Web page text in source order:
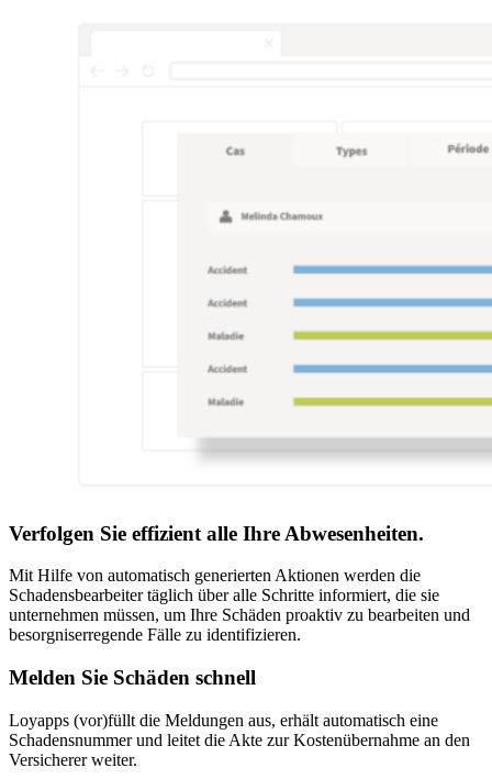
Verfolgen Sie effizient alle Ihre Abwesenheiten.
Mit Hilfe von automatisch generierten Aktionen werden die
Schadensbearbeiter täglich über alle Schritte informiert, die sie
unternehmen müssen, um Ihre Schäden proaktiv zu bearbeiten und
besorgniserregende Fälle zu identifizieren.
Melden Sie Schäden schnell
Loyapps (vor)füllt die Meldungen aus, erhält automatisch eine
Schadensnummer und leitet die Akte zur Kostenübernahme an den
Versicherer weiter.